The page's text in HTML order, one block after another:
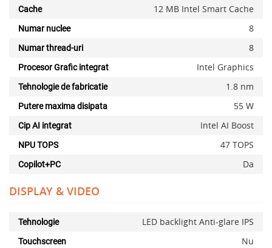
Cache 12 MB Intel Smart Cache
Numar nuclee 8
Numar thread-uri 8
Procesor Grafic integrat Intel Graphics
Tehnologie de fabricatie 1.8 nm
Putere maxima disipata 55 W
Cip AI integrat Intel AI Boost
NPU TOPS 47 TOPS
Copilot+PC Da
DISPLAY & VIDEO
Tehnologie LED backlight Anti-glare IPS
Touchscreen Nu